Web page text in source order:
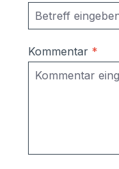
Kommentar *